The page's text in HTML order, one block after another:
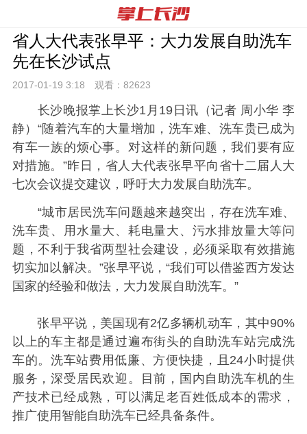
省人大代表张早平：大力发展自助洗车
先在长沙试点
2017-01-19 3:18 观看： 82623
长沙晚报掌上长沙1月19日讯（记者 周小华 李
静）“随着汽车的大量增加，洗车难、洗车贵已成为
有车一族的烦心事。对这样的新问题，我们要有应
对措施。”昨日，省人大代表张早平向省十二届人大
七次会议提交建议，呼吁大力发展自助洗车。
“城市居民洗车问题越来越突出，存在洗车难、
洗车贵、用水量大、耗电量大、污水排放量大等问
题，不利于我省两型社会建设，必须采取有效措施
切实加以解决。”张早平说，“我们可以借鉴西方发达
国家的经验和做法，大力发展自助洗车。”
张早平说，美国现有2亿多辆机动车，其中90%
以上的车主都是通过遍布街头的自助洗车站完成洗
车的。洗车站费用低廉、方便快捷，且24小时提供
服务，深受居民欢迎。目前，国内自助洗车机的生
产技术已经成熟，可以满足老百姓低成本的需求，
推广使用智能自助洗车已经具备条件。